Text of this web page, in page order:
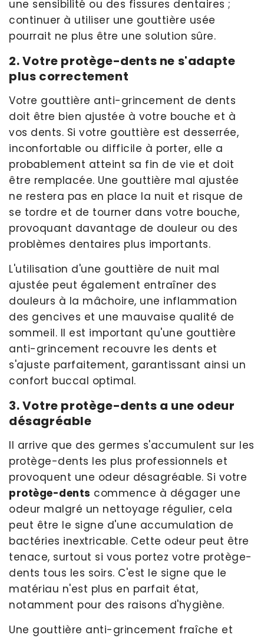
une sensibilité ou des fissures dentaires ;
continuer à utiliser une gouttière usée
pourrait ne plus être une solution sûre.
2. Votre protège-dents ne s'adapte
plus correctement
Votre gouttière anti-grincement de dents
doit être bien ajustée à votre bouche et à
vos dents. Si votre gouttière est desserrée,
inconfortable ou difficile à porter, elle a
probablement atteint sa fin de vie et doit
être remplacée. Une gouttière mal ajustée
ne restera pas en place la nuit et risque de
se tordre et de tourner dans votre bouche,
provoquant davantage de douleur ou des
problèmes dentaires plus importants.
L'utilisation d'une gouttière de nuit mal
ajustée peut également entraîner des
douleurs à la mâchoire, une inflammation
des gencives et une mauvaise qualité de
sommeil. Il est important qu'une gouttière
anti-grincement recouvre les dents et
s'ajuste parfaitement, garantissant ainsi un
confort buccal optimal.
3. Votre protège-dents a une odeur
désagréable
Il arrive que des germes s'accumulent sur les
protège-dents les plus professionnels et
provoquent une odeur désagréable. Si votre
protège-dents commence à dégager une
odeur malgré un nettoyage régulier, cela
peut être le signe d'une accumulation de
bactéries inextricable. Cette odeur peut être
tenace, surtout si vous portez votre protège-
dents tous les soirs. C'est le signe que le
matériau n'est plus en parfait état,
notamment pour des raisons d'hygiène.
Une gouttière anti-grincement fraîche et